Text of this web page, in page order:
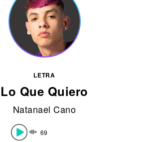
LETRA
Lo Que Quiero
Natanael Cano
69